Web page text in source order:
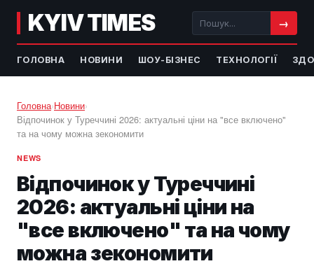
KYIV TIMES →
ГОЛОВНА НОВИНИ ШОУ-БІЗНЕС ТЕХНОЛОГІЇ
Головна›Новини›
Відпочинок у Туреччині 2026: актуальні ціни на "все включено"
та на чому можна зекономити
NEWS
Відпочинок у Туреччині
2026: актуальні ціни на
"все включено" та на чому
можна зекономити